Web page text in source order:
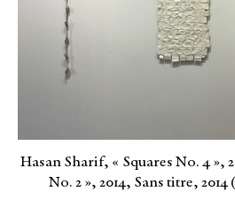
Hasan Sharif, « Squares No. 4 »,
No. 2 », 2014, Sans titre,